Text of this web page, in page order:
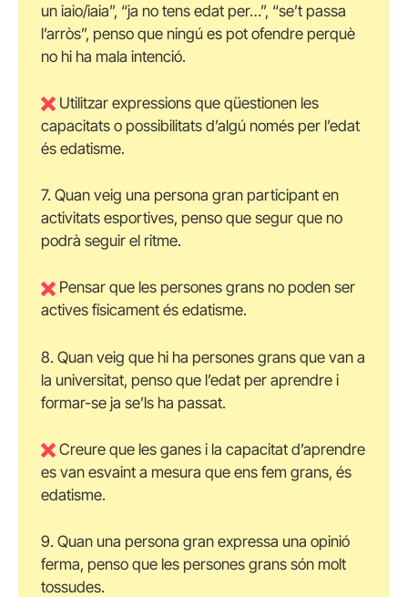
un iaio/iaia”, “ja no tens edat per…”, “se’t passa
l’arròs”, penso que ningú es pot ofendre perquè
no hi ha mala intenció.
Utilitzar expressions que qüestionen les
capacitats o possibilitats d’algú només per l’edat
és edatisme.
7. Quan veig una persona gran participant en
activitats esportives, penso que segur que no
podrà seguir el ritme.
Pensar que les persones grans no poden ser
actives físicament és edatisme.
8. Quan veig que hi ha persones grans que van a
la universitat, penso que l’edat per aprendre i
formar-se ja se’ls ha passat.
Creure que les ganes i la capacitat d’aprendre
es van esvaint a mesura que ens fem grans, és
edatisme.
9. Quan una persona gran expressa una opinió
ferma, penso que les persones grans són molt
tossudes.